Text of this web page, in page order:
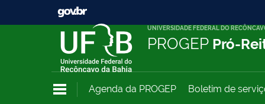
UNIVERSIDADE FEDERAL DO
PROGEP Pró-
Agenda da PROGEP Boletim de